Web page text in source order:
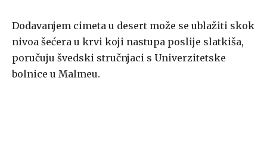
Dodavanjem cimeta u desert može se ublažiti skok
nivoa šećera u krvi koji nastupa poslije slatkiša,
poručuju švedski stručnjaci s Univerzitetske
bolnice u Malmeu.